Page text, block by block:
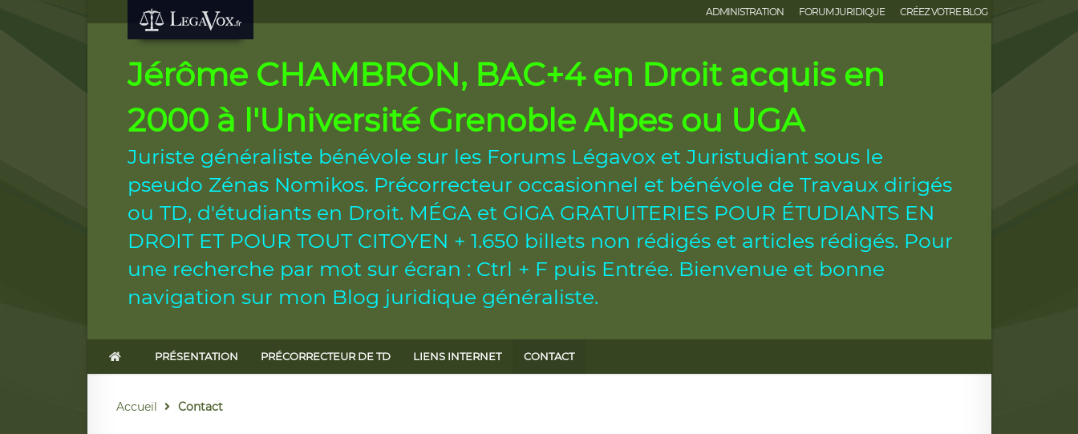
ADMINISTRATION FORUM JURIDIQUE CRÉEZ VOTRE BLOG
Jérôme CHAMBRON, BAC+4 en Droit acquis en
2000 à l'Université Grenoble Alpes ou UGA
Juriste généraliste bénévole sur les Forums Légavox et Juristudiant sous le
pseudo Zénas Nomikos. Précorrecteur occasionnel et bénévole de Travaux dirigés
ou TD, d'étudiants en Droit. MÉGA et GIGA GRATUITERIES POUR ÉTUDIANTS EN
DROIT ET POUR TOUT CITOYEN + 1.650 billets non rédigés et articles rédigés. Pour
une recherche par mot sur écran : Ctrl + F puis Entrée. Bienvenue et bonne
navigation sur mon Blog juridique généraliste.
PRÉSENTATION PRÉCORRECTEUR DE TD LIENS INTERNET CONTACT
Accueil Contact